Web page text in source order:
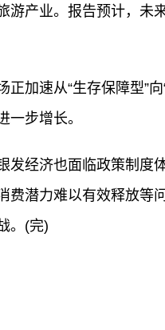
游产业。报告预计，未
加速从“生存保障型”
一步增长。
发经济也面临政策制度
费潜力难以有效释放等
。(完)